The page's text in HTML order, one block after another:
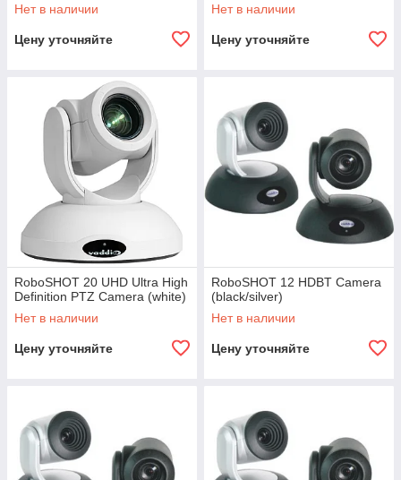
Нет в наличии
Цену уточняйте
Нет в наличии
Цену уточняйте
RoboSHOT 20 UHD Ultra High
Definition PTZ Camera (white)
Нет в наличии
Цену уточняйте
RoboSHOT 12 HDBT Camera
(black/silver)
Нет в наличии
Цену уточняйте